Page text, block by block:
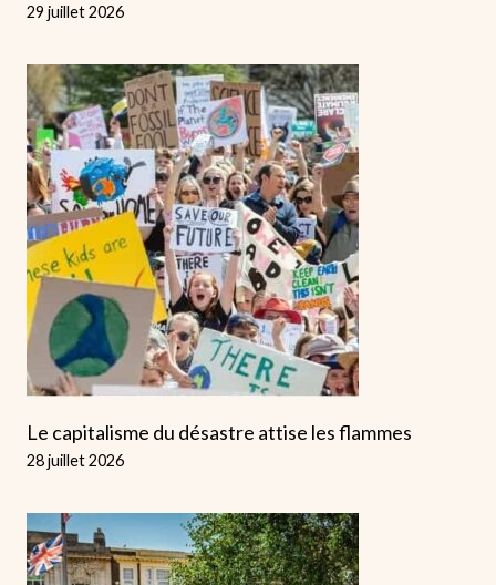
29 juillet 2026
Le capitalisme du désastre attise les flammes
28 juillet 2026